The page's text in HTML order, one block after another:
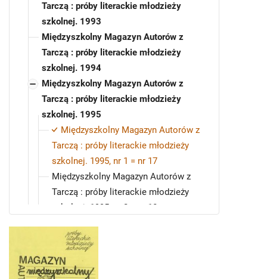
Tarczą : próby literackie młodzieży
szkolnej. 1993
Międzyszkolny Magazyn Autorów z
Tarczą : próby literackie młodzieży
szkolnej. 1994
Międzyszkolny Magazyn Autorów z
Tarczą : próby literackie młodzieży
szkolnej. 1995
Międzyszkolny Magazyn Autorów z
Tarczą : próby literackie młodzieży
szkolnej. 1995, nr 1 = nr 17
Międzyszkolny Magazyn Autorów z
Tarczą : próby literackie młodzieży
szkolnej. 1995, nr 2 = nr 18
Tarczą : próby literackie młodzieży
szkolnej. 1995, nr 3 = nr 19
Międzyszkolny Magazyn Autorów z